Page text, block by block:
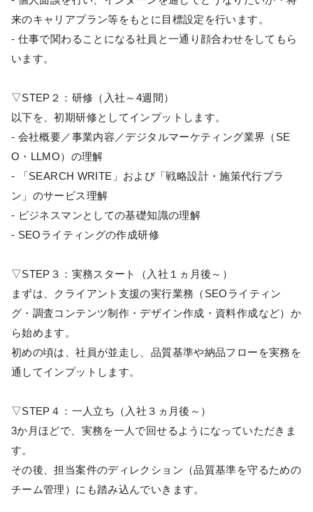
来のキャリアプラン等をもとに目標設定を行います。
- 仕事で関わることになる社員と一通り顔合わせをしてもら
います。
▽STEP２：研修（入社～4週間）
以下を、初期研修としてインプットします。
- 会社概要／事業内容／デジタルマーケティング業界（SE
O・LLMO）の理解
- 「SEARCH WRITE」および「戦略設計・施策代行プラ
ン」のサービス理解
- ビジネスマンとしての基礎知識の理解
- SEOライティングの作成研修
▽STEP３：実務スタート（入社１ヵ月後～）
まずは、クライアント支援の実行業務（SEOライティン
グ・調査コンテンツ制作・デザイン作成・資料作成など）か
ら始めます。
初めの頃は、社員が並走し、品質基準や納品フローを実務を
通してインプットします。
▽STEP４：一人立ち（入社３ヵ月後～）
3か月ほどで、実務を一人で回せるようになっていただきま
す。
その後、担当案件のディレクション（品質基準を守るための
チーム管理）にも踏み込んでいきます。